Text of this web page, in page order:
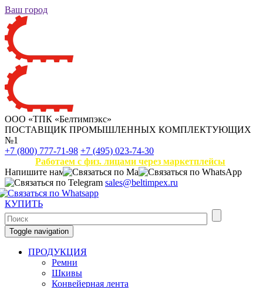
Ваш город
ООО «ТПК «Белтимпэкс»
ПОСТАВЩИК ПРОМЫШЛЕННЫХ КОМПЛЕКТУЮЩИХ
№1
+7 (800) 777-71-98 +7 (495) 023-74-30
Работаем с физ. лицами через маркетплейсы
Напишите нам
sales@beltimpex.ru
КУПИТЬ
Toggle navigation
ПРОДУКЦИЯ
Ремни
Шкивы
Конвейерная лента